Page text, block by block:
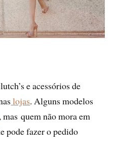
e acessórios de
lojas. Alguns modelos
, mas quem não mora em
pode fazer o pedido